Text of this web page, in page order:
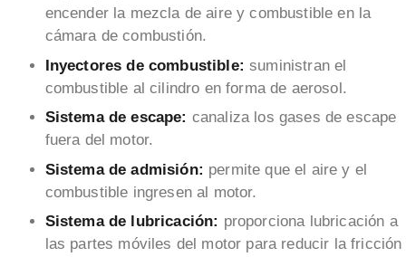
encender la mezcla de aire y combustible en la
cámara de combustión.
Inyectores de combustible: suministran el
combustible al cilindro en forma de aerosol.
Sistema de escape: canaliza los gases de escape
fuera del motor.
Sistema de admisión: permite que el aire y el
combustible ingresen al motor.
Sistema de lubricación: proporciona lubricación a
las partes móviles del motor para reducir la fricción